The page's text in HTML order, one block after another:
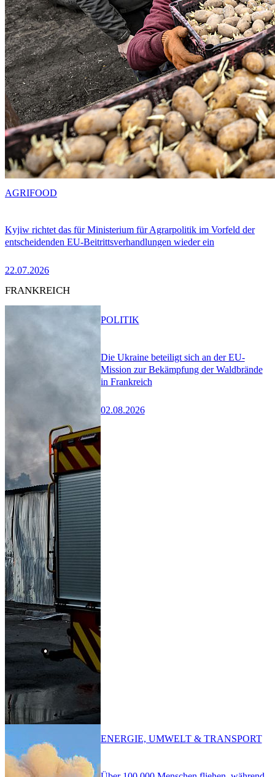
Kyjiw richtet das für Ministerium für Agrarpolitik im Vorfeld der
entscheidenden EU-Beitrittsverhandlungen wieder ein
22.07.2026
AGRIFOOD
FRANKREICH
Die Ukraine beteiligt sich an der EU-
Mission zur Bekämpfung der Waldbrände
in Frankreich
02.08.2026
POLITIK
ENERGIE, UMWELT & TRANSPORT